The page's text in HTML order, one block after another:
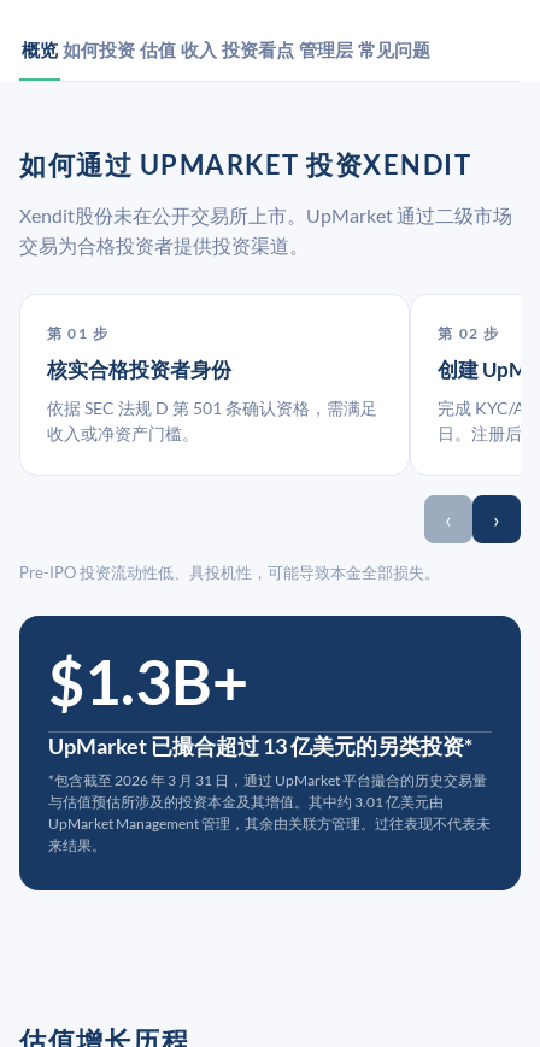
概览 如何投资 估值 收入 投资看点 管理层 常见问题
如何通过 UPMARKET 投资XENDIT
Xendit股份未在公开交易所上市。UpMarket 通过二级市场
交易为合格投资者提供投资渠道。
第 01 步
核实合格投资者身份
依据 SEC 法规 D 第 501 条确认资格，需满足
收入或净资产门槛。
第 02 步
创建
完成 KYC/
日。注册后
‹ ›
Pre-IPO 投资流动性低、具投机性，可能导致本金全部损失。
$1.3B+
UpMarket 已撮合超过 13 亿美元的另类投资*
*包含截至 2026 年 3 月 31 日，通过 UpMarket 平台撮合的历史交易量
与估值预估所涉及的投资本金及其增值。其中约 3.01 亿美元由
UpMarket Management 管理，其余由关联方管理。过往表现不代表未
来结果。
估值增长历程